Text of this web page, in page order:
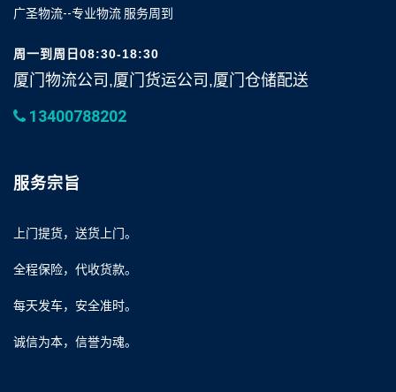
广圣物流--专业物流 服务周到
周一到周日08:30-18:30
厦门物流公司,厦门货运公司,厦门仓储配送
13400788202
服务宗旨
上门提货，送货上门。
全程保险，代收货款。
每天发车，安全准时。
诚信为本，信誉为魂。